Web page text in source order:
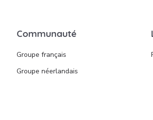
Communauté
Groupe français
Groupe néerlandais